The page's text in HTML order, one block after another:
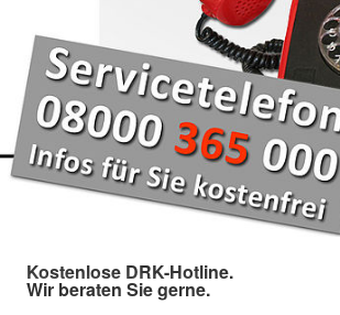
Kostenlose DRK-Hotline.
Wir beraten Sie gerne.